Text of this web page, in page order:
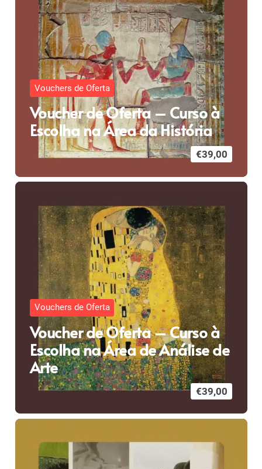
Vouchers de Oferta
Voucher de Oferta – Curso à
Escolha na Área da História
€39,00
Vouchers de Oferta
Voucher de Oferta – Curso à
Escolha na Área de Análise de
Arte
€39,00